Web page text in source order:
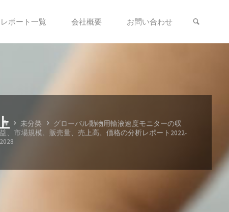
レポート一覧 会社概要 お問い合わせ
ホ
ー
ム
未分类
グローバル動物用輸液速度モニターの収
益、市場規模、販売量、売上高、価格の分析レポート2022-
2028